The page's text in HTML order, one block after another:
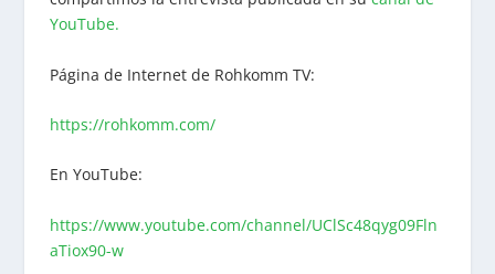
YouTube.
Página de Internet de Rohkomm TV:
https://rohkomm.com/
En YouTube:
https://www.youtube.com/channel/UClSc48qyg09Fln
aTiox90-w